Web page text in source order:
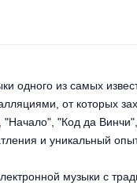
одного из самых
от которых
"Код да
и уникальный
музыки с